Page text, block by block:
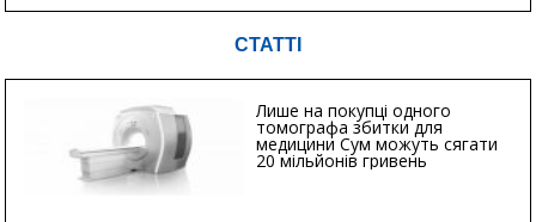
СТАТТІ
Лише на покупці одного
томографа збитки для
медицини Сум можуть сягати
20 мільйонів гривень